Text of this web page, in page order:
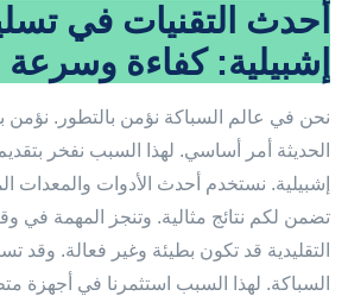
أحدث التقنيات في
إشبيلية: كفاءة وسرعة
نحن في عالم السباكة نؤمن بالتطور. نؤمن
الحديثة أمر أساسي. لهذا السبب نفخر
إشبيلية. نستخدم أحدث الأدوات والمعدات
تضمن لكم نتائج مثالية. وتنجز المهمة
التقليدية قد تكون بطيئة وغير فعالة.
السباكة. لهذا السبب استثمرنا في أجهزة